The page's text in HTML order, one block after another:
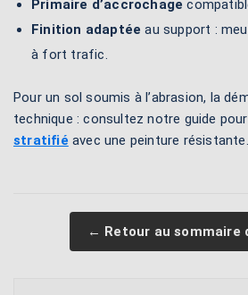
Primaire d’accrochage
Finition adaptée au support :
à fort trafic.
Pour un sol soumis à l’abrasion, la
technique : consultez notre guide pour
stratifié avec une peinture résistante.
← Retour au sommaire